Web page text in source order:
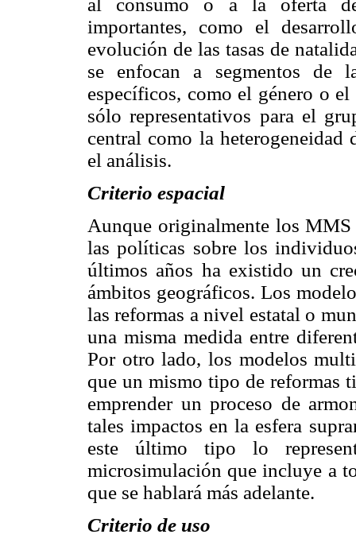
importantes, como el
evolución de las tasas de
se enfocan a segmentos de
específicos, como el género o
sólo representativos para el
central como la heterogeneidad
el análisis.
Criterio espacial
Aunque originalmente los
las políticas sobre los
últimos años ha existido un
ámbitos geográficos. Los
las reformas a nivel estatal o
una misma medida entre
Por otro lado, los modelos
que un mismo tipo de reformas
emprender un proceso de
tales impactos en la esfera
este último tipo lo
microsimulación que incluye a
que se hablará más adelante.
Criterio de uso